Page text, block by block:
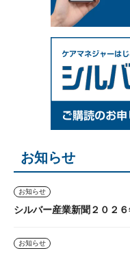
お知らせ
お知らせ
シルバー産業新聞２０２
お知らせ